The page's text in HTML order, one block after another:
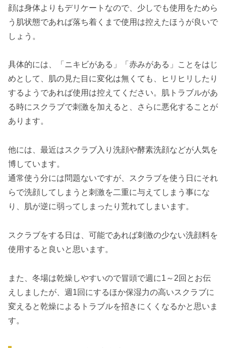
顔は身体よりもデリケートなので、少しでも使用をためら
う肌状態であれば落ち着くまで使用は控えたほうが良いで
しょう。
具体的には、「ニキビがある」「赤みがある」ことをはじ
めとして、肌の見た目に変化は無くても、ヒリヒリしたり
するようであれば使用は控えてください。肌トラブルがあ
る時にスクラブで刺激を加えると、さらに悪化することが
あります。
他には、最近はスクラブ入り洗顔や酵素洗顔などが人気を
博しています。
通常使う分には問題ないですが、スクラブを使う日にそれ
らで洗顔してしまうと刺激を二重に与えてしまう事にな
り、肌が逆に弱ってしまったり荒れてしまいます。
スクラブをする日は、可能であれば刺激の少ない洗顔料を
使用すると良いと思います。
また、冬場は乾燥しやすいので冒頭で週に1～2回とお伝
えしましたが、週1回にするほか保湿力の高いスクラブに
変えると乾燥によるトラブルを招きにくくなるかと思いま
す。